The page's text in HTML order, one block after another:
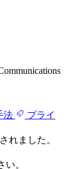
法
プライ
れました。
い。